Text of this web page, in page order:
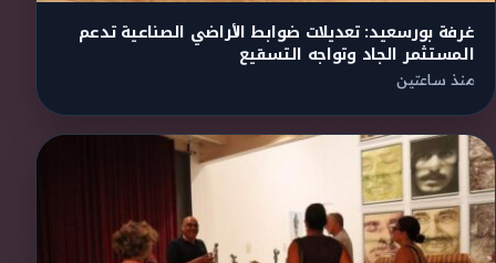
غرفة بورسعيد: تعديلات ضوابط الأراضي الصناعية تدعم
المستثمر الجاد وتواجه التسقيع
منذ ساعتين